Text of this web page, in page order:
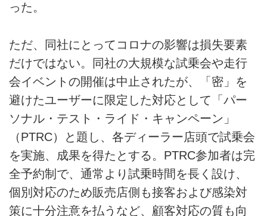
った。
ただ、同社にとってコロナの影響は損失要素
だけではない。同社の大規模な試乗会や走行
会イベントの開催は中止されたが、「密」を
避けたユーザーに限定した対応として「パー
ソナル・テスト・ライド・キャンペーン」
（PTRC）と題し、各ディーラー店頭で試乗会
を実施、成果を得たとする。PTRC参加者は完
全予約制で、通常より試乗時間を長く設け、
個別対応のため販売店側も接客および感染対
策に十分注意を払うなど、顧客対応の質も向